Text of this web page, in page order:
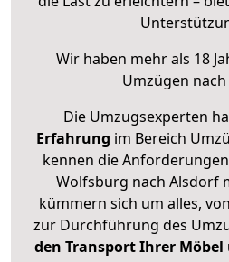
Wir haben mehr als 18
Umzügen nach
Die Umzugsexperten
Erfahrung im Bereich
kennen die
Wolfsburg nach Alsdorf
kümmern sich um alles,
zur Durchführung des
den Transport Ihrer